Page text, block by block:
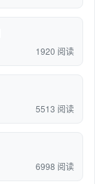
1920 阅读
5513 阅读
6998 阅读